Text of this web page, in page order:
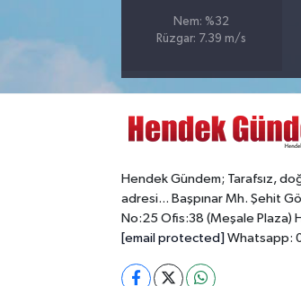
Nem: %32
Rüzgar: 7.39 m/s
Hendek Gündem; Tarafsız,
adresi... Başpınar Mh. Şehit
No:25 Ofis:38 (Meşale Plaza)
[email protected] Whatsapp: